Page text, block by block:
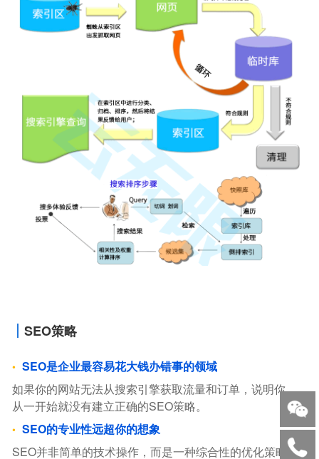
SEO策略
SEO是企业最容易花大钱办错事的领域
如果你的网站无法从搜索引擎获取流量和订单，说明你，
从一开始就没有建立正确的SEO策略。
SEO的专业性远超你的想象
SEO并非简单的技术操作，而是一种综合性的优化策略。